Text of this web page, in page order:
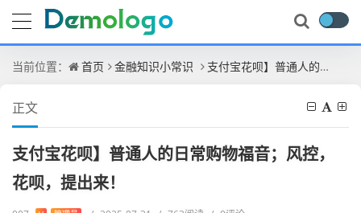
当前位置： 首页 金融知识小常识 支付宝花呗】普通人的日常购物福音；风控，花呗，提出来！
正文
支付宝花呗】普通人的日常购物福音；风控，
花呗，提出来！